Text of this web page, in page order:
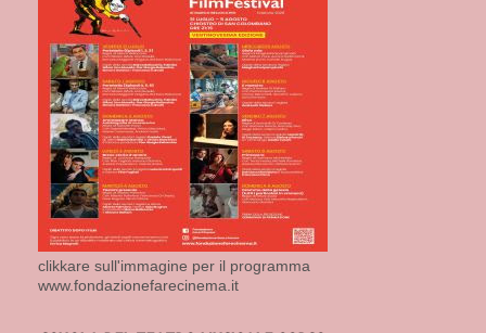
clikkare sull'immagine per il programma
www.fondazionefarecinema.it